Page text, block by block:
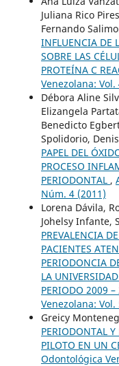
Juliana Rico
Fernando
INFLUENCIA DE
SOBRE LAS
PROTEÍNA C
Venezolana:
Débora Aline
Elizangela
Benedicto
Spolidorio,
PAPEL DEL
PROCESO
PERIODONTAL ,
Núm. 4 (2011)
Lorena Dávila,
Johelsy Infante,
PREVALENCIA
PACIENTES
PERIODONCIA
LA
PERIODO 2009 –
Venezolana:
Greicy
PERIODONTAL
PILOTO EN UN
Odontológica